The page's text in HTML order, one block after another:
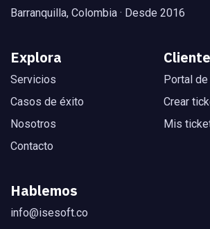
Barranquilla, Colombia · Desde 2016
Explora
Servicios
Casos de éxito
Nosotros
Contacto
Portal
Crear
Mis
Hablemos
info@isesoft.co